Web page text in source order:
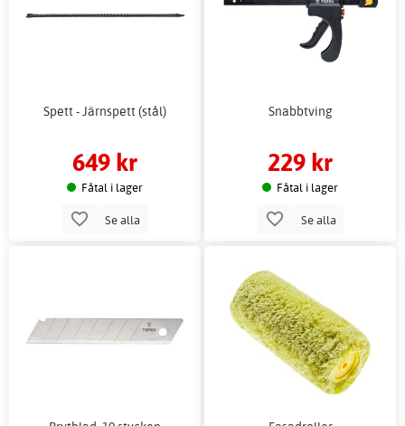
Spett - Järnspett (stål)
649 kr
Fåtal i lager
Se alla
Snabbtving
229 kr
Fåtal i lager
Se alla